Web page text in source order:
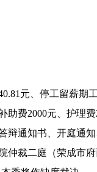
元、停工留薪期
费2000元、护理费
辩通知书、开庭通
仲裁二庭（荣成市府